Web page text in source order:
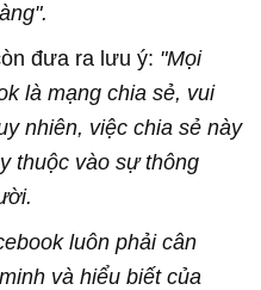
đưa ra lưu ý: "Mọi
là mạng chia sẻ, vui
nhiên, việc chia sẻ này
thuộc vào sự thông
luôn phải cân
và hiểu biết của